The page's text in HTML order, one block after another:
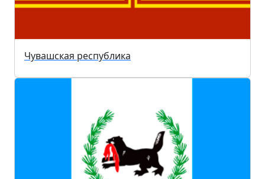
Чувашская республика